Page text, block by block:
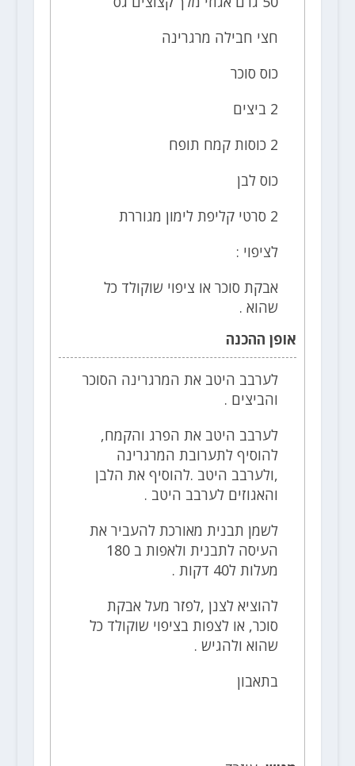
חצי חבילה מרגרינה
כוס סוכר
2 ביצים
2 כוסות קמח תופח
כוס לבן
2 סרטי קליפת לימון מגוררת
לציפוי :
אבקת סוכר או ציפוי שוקולד כל
שהוא .
אופן ההכנה
לערבב היטב את המרגרינה הסוכר
והביצים .
לערבב היטב את הפרג והקמח,
להוסיף לתערובת המרגרינה
,ולערבב היטב .להוסיף את הלבן
והאגוזים לערבב היטב .
לשמן תבנית מאורכת להעביר את
העיסה לתבנית ולאפות ב 180
מעלות ל40 דקות .
להוציא לצנן ,לפזר מעל אבקת
סוכר, או לצפות בציפוי שוקולד כל
שהוא ולהגיש .
בתאבון